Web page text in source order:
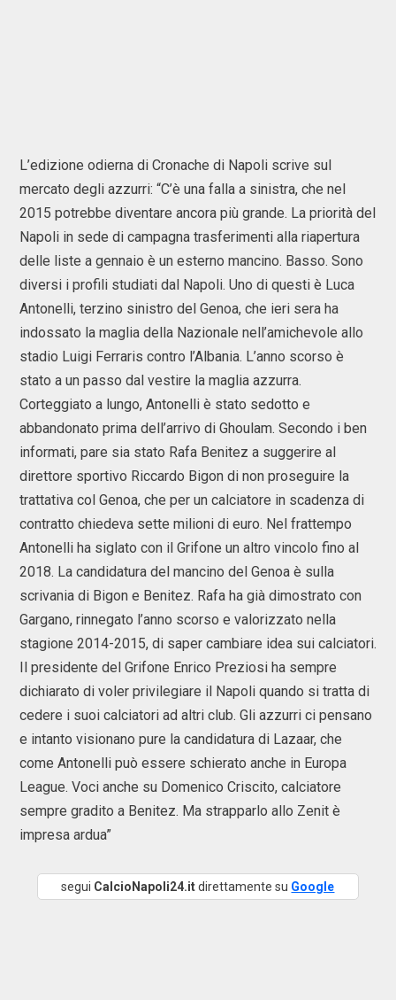
L’edizione odierna di Cronache di Napoli scrive sul
mercato degli azzurri: “C’è una falla a sinistra, che nel
2015 potrebbe diventare ancora più grande. La priorità del
Napoli in sede di campagna trasferimenti alla riapertura
delle liste a gennaio è un esterno mancino. Basso. Sono
diversi i profili studiati dal Napoli. Uno di questi è Luca
Antonelli, terzino sinistro del Genoa, che ieri sera ha
indossato la maglia della Nazionale nell’amichevole allo
stadio Luigi Ferraris contro l’Albania. L’anno scorso è
stato a un passo dal vestire la maglia azzurra.
Corteggiato a lungo, Antonelli è stato sedotto e
abbandonato prima dell’arrivo di Ghoulam. Secondo i ben
informati, pare sia stato Rafa Benitez a suggerire al
direttore sportivo Riccardo Bigon di non proseguire la
trattativa col Genoa, che per un calciatore in scadenza di
contratto chiedeva sette milioni di euro. Nel frattempo
Antonelli ha siglato con il Grifone un altro vincolo fino al
2018. La candidatura del mancino del Genoa è sulla
scrivania di Bigon e Benitez. Rafa ha già dimostrato con
Gargano, rinnegato l’anno scorso e valorizzato nella
stagione 2014-2015, di saper cambiare idea sui calciatori.
Il presidente del Grifone Enrico Preziosi ha sempre
dichiarato di voler privilegiare il Napoli quando si tratta di
cedere i suoi calciatori ad altri club. Gli azzurri ci pensano
e intanto visionano pure la candidatura di Lazaar, che
come Antonelli può essere schierato anche in Europa
League. Voci anche su Domenico Criscito, calciatore
sempre gradito a Benitez. Ma strapparlo allo Zenit è
impresa ardua”
segui CalcioNapoli24.itdirettamente su Google